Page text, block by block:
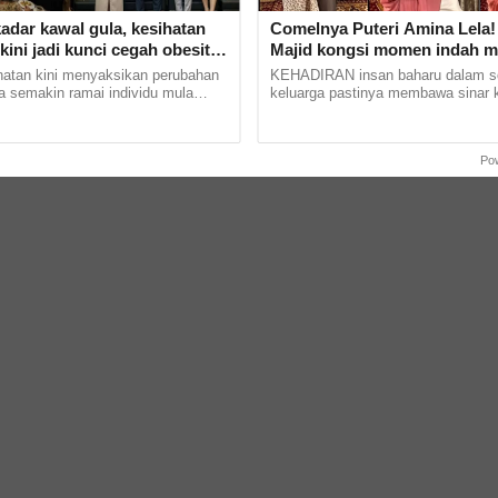
kawal gula, kesihatan
jadi kunci cegah obesiti
kini menyaksikan perubahan
semakin ramai individu mula
Comelnya Puteri Amina
Majid kongsi momen indah
jambul cucu sulung -'Syukur
alhamdulillah'
KEHADIRAN insan baharu dalam
keluarga pastinya membawa sinar